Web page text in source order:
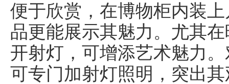
便于欣赏，在博物柜内装
品更能展示其魅力。尤其
开射灯，可增添艺术魅力
可专门加射灯照明，突出